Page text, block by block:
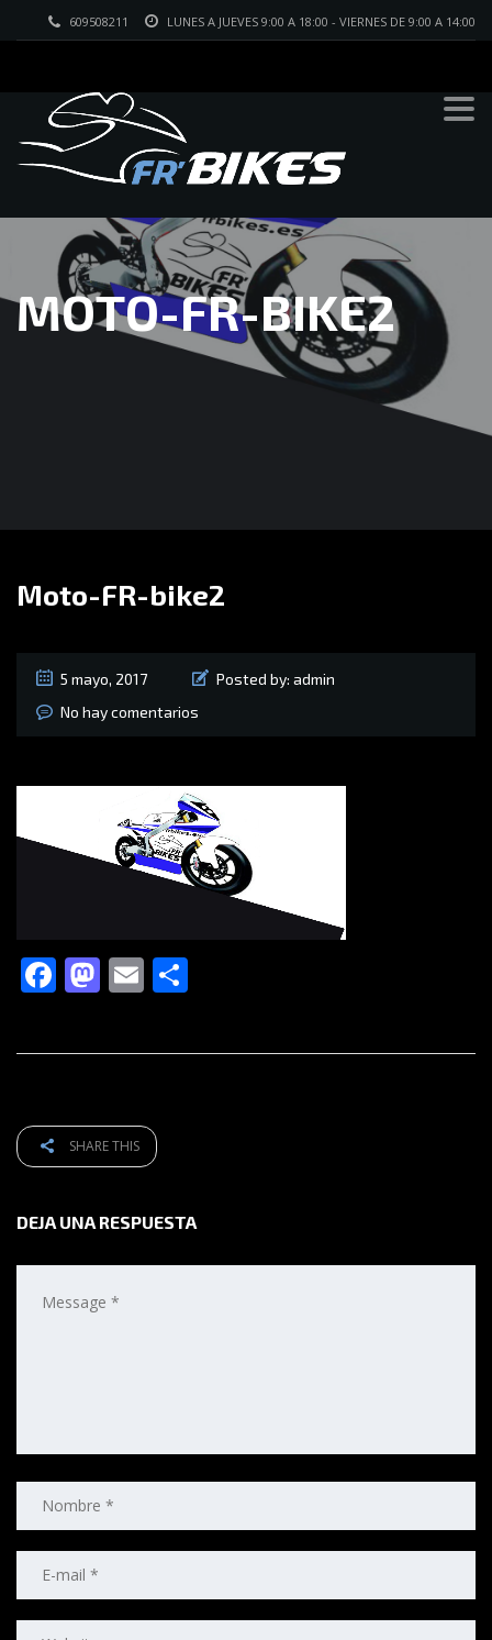
LUNES A JUEVES 9:00 A 18:00 - VIERNES DE 9:00 A 14:00
609508211
MOTO-FR-BIKE2
Moto-FR-bike2
5 mayo, 2017 Posted by: admin
No hay comentarios
Facebook
Mastodon
Email
SHARE THIS
DEJA UNA RESPUESTA